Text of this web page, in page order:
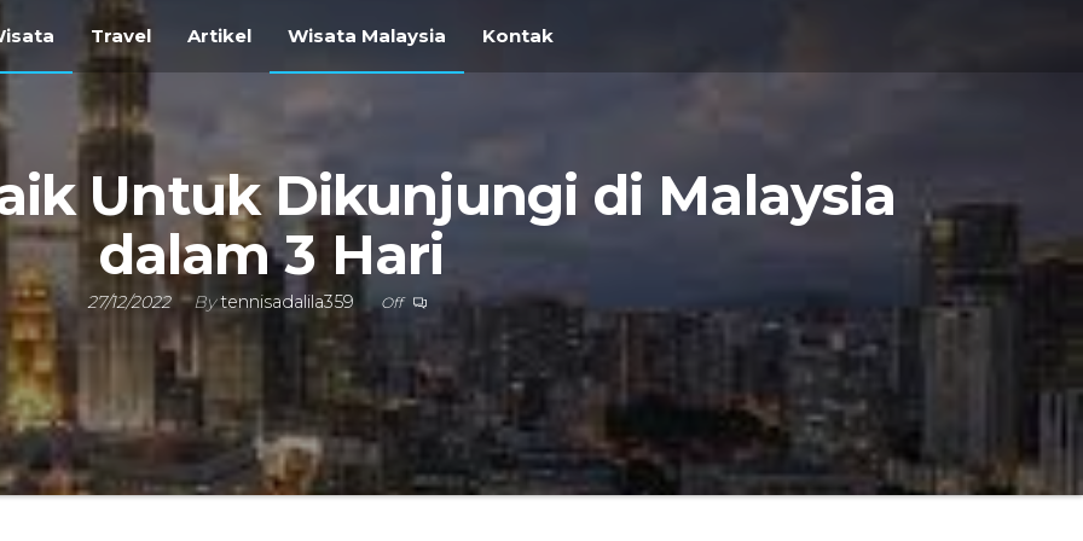
Travel Artikel Wisata Malaysia Kontak
Untuk Dikunjungi di Malaysia
dalam 3 Hari
27/12/2022 Bytennisadalila359 Off